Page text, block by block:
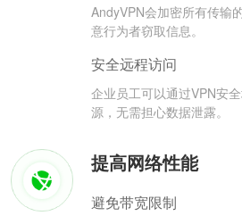
AndyVPN会加密所有传输
意行为者窃取信息。
安全远程访问
企业员工可以通过VPN安
源，无需担心数据泄露。
提高网络性能
避免带宽限制